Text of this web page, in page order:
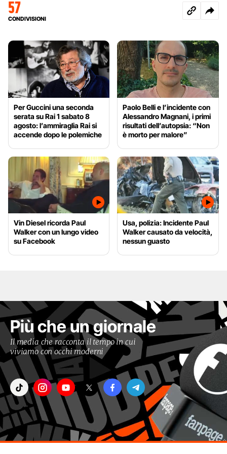
57
CONDIVISIONI
Per Guccini una seconda
serata su Rai 1 sabato 8
agosto: l’ammiraglia Rai si
accende dopo le polemiche
Paolo Belli e l’incidente con
Alessandro Magnani, i primi
risultati dell’autopsia: “Non
è morto per malore”
Vin Diesel ricorda Paul
Walker con un lungo video
su Facebook
Usa, polizia: Incidente Paul
Walker causato da velocità,
nessun guasto
Più che un giornale
Il media che racconta il tempo in cui
viviamo con occhi moderni